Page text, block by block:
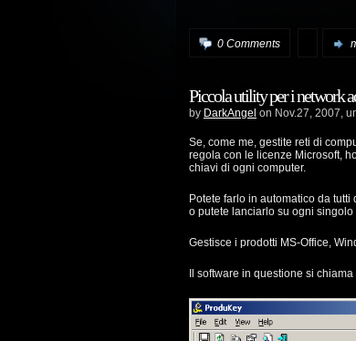
0 Comments
Piccola utility per i network
by DarkAngel on Nov.27, 2007,
Se, come me, gestite reti di
regola con le licenze Microsoft,
chiavi di ogni computer.
Potete farlo in automatico da
o putete lanciarlo su ogni
Gestisce i prodotti MS-Office,
Il software in questione si